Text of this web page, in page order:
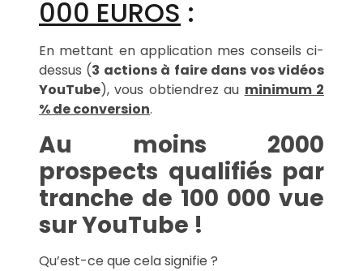
000 EUROS :
En mettant en application mes conseils ci-
dessus (3 actions à faire dans vos vidéos
YouTube), vous obtiendrez au minimum 2
% de conversion.
Au moins 2000
prospects qualifiés par
tranche de 100 000 vue
sur YouTube !
Qu’est-ce que cela signifie ?